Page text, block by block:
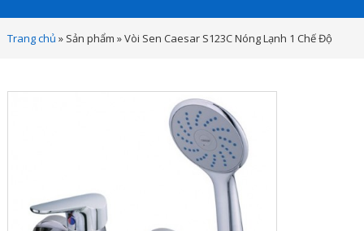
Trang chủ » Sản phẩm »Vòi Sen Caesar S123C Nóng Lạnh 1 Chế Độ